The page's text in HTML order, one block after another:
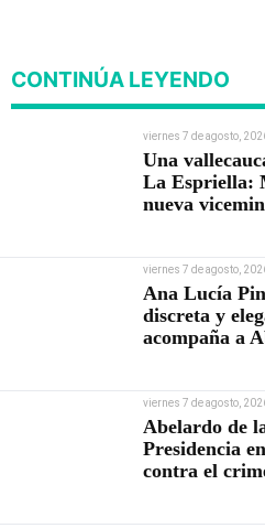
CONTINÚA LEYENDO
viernes 7 de agosto,
Una
La Espriella:
nueva
viernes 7 de agosto,
Ana Lucía
discreta y
acompaña a
viernes 7 de agosto,
Abelardo de
Presidencia
contra el